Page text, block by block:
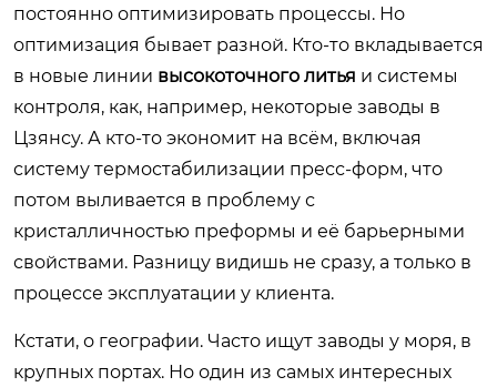
постоянно оптимизировать процессы. Но
оптимизация бывает разной. Кто-то вкладывается
в новые линии высокоточного литья и системы
контроля, как, например, некоторые заводы в
Цзянсу. А кто-то экономит на всём, включая
систему термостабилизации пресс-форм, что
потом выливается в проблему с
кристалличностью преформы и её барьерными
свойствами. Разницу видишь не сразу, а только в
процессе эксплуатации у клиента.
Кстати, о географии. Часто ищут заводы у моря, в
крупных портах. Но один из самых интересных